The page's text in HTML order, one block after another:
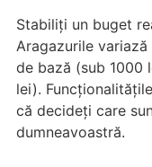
Stabiliți un buget
Aragazurile
de bază (sub 1000
lei).
că decideți care
dumneavoastră.